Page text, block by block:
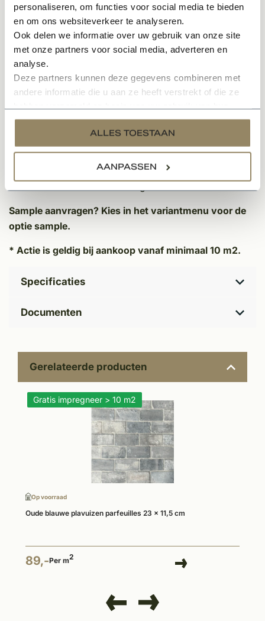
personaliseren, om functies voor social media te bieden
en om ons websiteverkeer te analyseren.
Ook delen we informatie over uw gebruik van onze site
met onze partners voor social media, adverteren en
analyse.
Deze partners kunnen deze gegevens combineren met
andere informatie die u aan ze heeft verstrekt of die ze
services.
ALLES TOESTAAN
AANPASSEN
Ultiem onderhoudsgemak
Deze verouderde hardsteen vloerstenen zijn gemaakt
van hardsteen en zijn makkelijk in het onderhoud.
Overige kenmerken:
Afkomstig uit België
Afmetingen zijn wisselend, inclusief grote maten
Sample aanvragen? Kies in het variantmenu voor de
optie sample.
* Actie is geldig bij aankoop vanaf minimaal 10 m2.
Specificaties
Documenten
Gerelateerde producten
Gratis impregneer > 10 m2
Op voorraad
Oude blauwe plavuizen parfeuilles 23 x 11,5 cm
89,-Per m2